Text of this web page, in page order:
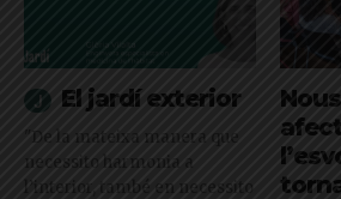
El jardí exterior
"De la mateixa manera que
necessito harmonia a
l’interior, també en necessito